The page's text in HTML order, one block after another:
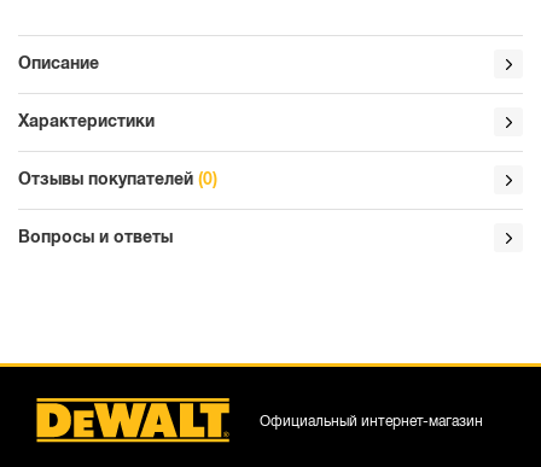
Описание
Характеристики
Отзывы покупателей (0)
Вопросы и ответы
Официальный интернет-магазин